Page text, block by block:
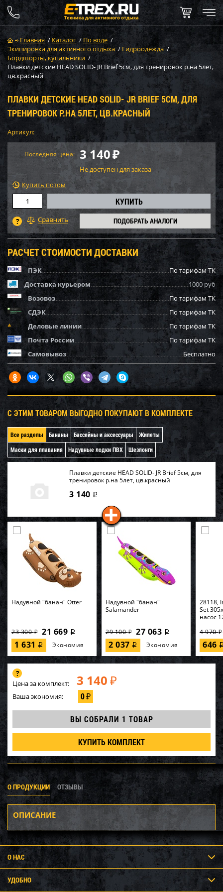
Главная / Каталог / По воде /
Экипировка для активного отдыха / Гидроодежда /
Бордшорты, купальники /
Плавки детские HEAD SOLID- JR Brief 5см, для тренировок р.на 5лет,
цв.красный
ПЛАВКИ ДЕТСКИЕ HEAD SOLID- JR BRIEF 5СМ, ДЛЯ
ТРЕНИРОВОК Р.НА 5ЛЕТ, ЦВ.КРАСНЫЙ
Артикул:
Последняя цена: 3 140₽
Не доступен для заказа
Купить потом
ПОДОБРАТЬ АНАЛОГИ
РАСЧЕТ СТОИМОСТИ ДОСТАВКИ
ПЭК
По тарифам ТК
Доставка курьером
1000 руб
Возовоз
По тарифам ТК
СДЭК
По тарифам ТК
Деловые линии
По тарифам ТК
Почта России
По тарифам ТК
Самовывоз
Бесплатно
С ЭТИМ ТОВАРОМ ВЫГОДНО ПОКУПАЮТ В КОМПЛЕКТЕ
Все разделы Бананы Бассейны и аксессуары
Жилеты
Маски для плавания
Надувные лодки ПВХ Шезлонги
Плавки детские HEAD SOLID- JR Brief 5см, для
тренировок р.на 5лет, цв.красный
3 140 i
Надувной "банан" Otter
23 300i 21 669 i
1 631 i Экономия
Надувной "банан"
Salamander
29 100i 27 063 i
2 037 i Экономия
28118,
Set
насос
4 970i
646
Цена за комплект: 3 140 ₽
Ваша экономия: 0₽
ВЫ СОБРАЛИ 1 ТОВАР
КУПИТЬ КОМПЛЕКТ
О ПРОДУКЦИИ ОТЗЫВЫ
ОПИСАНИЕ
О НАС
УДОБНО